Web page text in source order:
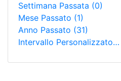
Settimana Passata (0)
Mese Passato (1)
Anno Passato (31)
Intervallo Personalizzato…